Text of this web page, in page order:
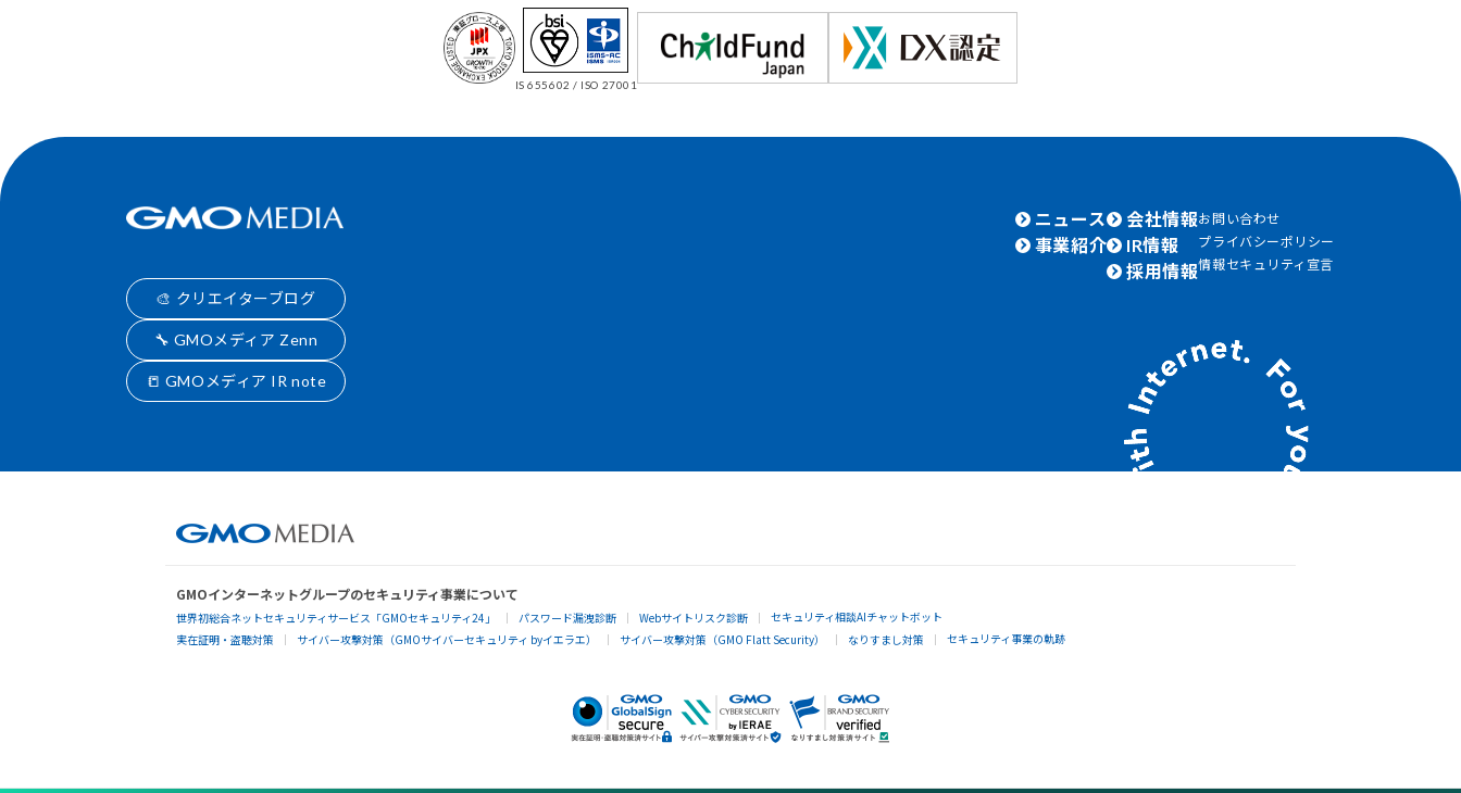
IS 655602 / ISO 27001
🎨 クリエイターブログ
🔧 GMOメディア Zenn
📒 GMOメディア IR note
ニュース
事業紹介
会社情報
IR情報
採用情報
お問い合わせ
プライバシーポリシー
情報セキュリティ宣言
GMOインターネットグループのセキュリティ事業について
世界初総合ネットセキュリティサービス「GMOセキュリティ24」 パスワード漏洩診断 Webサイトリスク診断
セキュリティ相談AIチャットボット
実在証明・盗聴対策
サイバー攻撃対策（GMOサイバーセキュリティ byイエラエ） サイバー攻撃対策（GMO Flatt Security） なりすまし対策 セキュリティ事業の軌跡